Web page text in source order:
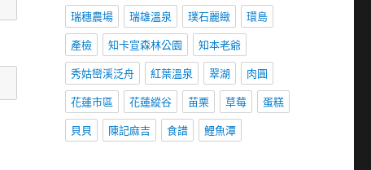
瑞穗農場 瑞雄溫泉 璞石麗緻 環島
產檢 知卡宣森林公園 知本老爺
秀姑巒溪泛舟 紅葉溫泉 翠湖 肉圓
花蓮市區 花蓮縱谷 苗栗 草莓 蛋糕
貝貝 陳記麻吉 食譜 鯉魚潭